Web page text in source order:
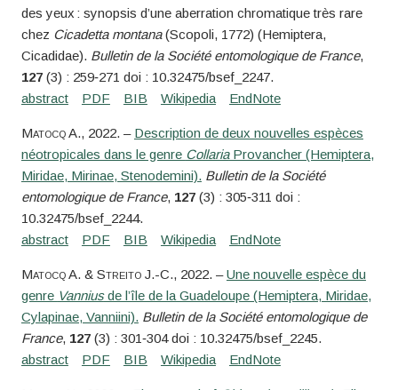
des yeux : synopsis d’une aberration chromatique très rare
chez Cicadetta montana(Scopoli, 1772) (Hemiptera,
Cicadidae). Bulletin de la Société entomologique de France,
127(3) : 259‑271 doi : 10.32475/bsef_2247.
MatocqA., 2022. – Description de deux nouvelles espèces
néotropicales dans le genre CollariaProvancher (Hemiptera,
Miridae, Mirinae, Stenodemini). Bulletin de la Société
entomologique de France, 127(3) : 305‑311 doi :
10.32475/bsef_2244.
MatocqA. & StreitoJ.-C., 2022. –Une nouvelle espèce du
genre Vanniusde l’île de la Guadeloupe (Hemiptera, Miridae,
Cylapinae, Vanniini). Bulletin de la Société entomologique de
France, 127(3) : 301‑304 doi : 10.32475/bsef_2245.